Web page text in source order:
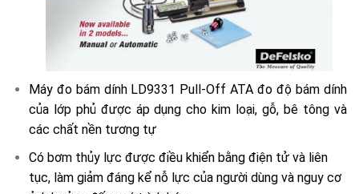
Máy đo bám dính LD9331 Pull-Off ATA đo độ bám dính
của lớp phủ được áp dụng cho kim loại, gỗ, bê tông và
các chất nền tương tự
Có bơm thủy lực được điều khiển bằng điện tử và liên
tục, làm giảm đáng kể nỗ lực của người dùng và nguy cơ